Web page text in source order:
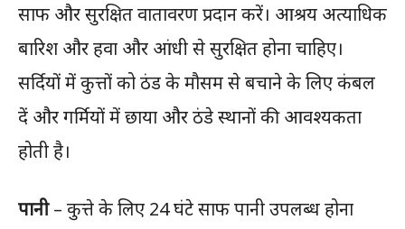
साफ और सुरक्षित वातावरण प्रदान करें। आश्रय अत्याधिक
बारिश और हवा और आंधी से सुरक्षित होना चाहिए।
सर्दियों में कुत्तों को ठंड के मौसम से बचाने के लिए कंबल
दें और गर्मियों में छाया और ठंडे स्थानों की आवश्यकता
होती है।
पानी– कुत्ते के लिए 24 घंटे साफ पानी उपलब्ध होना